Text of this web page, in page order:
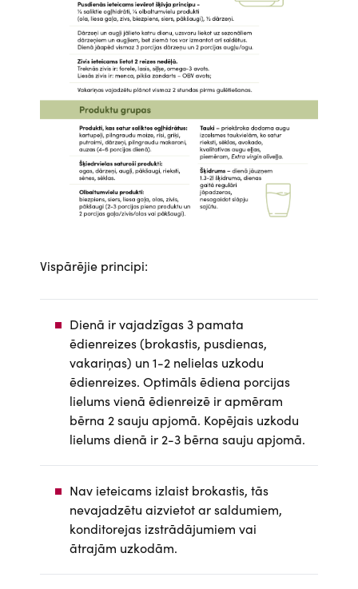
Vispārējie principi:
Dienā ir vajadzīgas 3 pamata
ēdienreizes (brokastis, pusdienas,
vakariņas) un 1-2 nelielas uzkodu
ēdienreizes. Optimāls ēdiena porcijas
lielums vienā ēdienreizē ir apmēram
bērna 2 sauju apjomā. Kopējais uzkodu
lielums dienā ir 2-3 bērna sauju apjomā.
Nav ieteicams izlaist brokastis, tās
nevajadzētu aizvietot ar saldumiem,
konditorejas izstrādājumiem vai
ātrajām uzkodām.